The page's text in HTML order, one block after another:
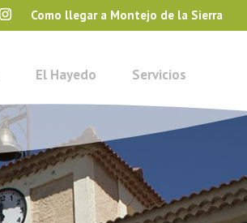
Como llegar a Montejo de la Sierra
El Hayedo Servicios